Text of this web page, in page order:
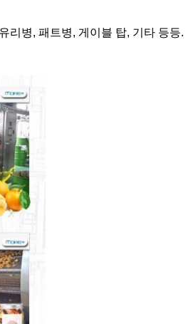
리병, 패트병, 게이블 탑, 기타 등등.